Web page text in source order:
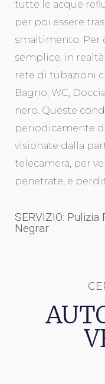
tutte le acque
per poi essere
smaltimento. Per
semplice, in
rete di tubazioni
Bagno, WC,
nero. Queste
periodicamente
visionate dalla
telecamera, per
penetrate, e
SERVIZIO:
Negrar